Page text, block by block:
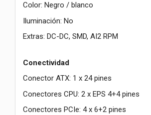
Color: Negro / blanco
Iluminación: No
Extras: DC-DC, SMD, AI2 RPM
Conectividad
Conector ATX: 1 x 24 pines
Conectores CPU: 2 x EPS 4+4 pines
Conectores PCIe: 4 x 6+2 pines